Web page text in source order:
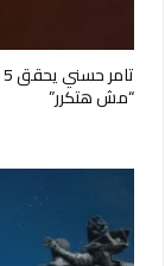
“مش هتكرر”